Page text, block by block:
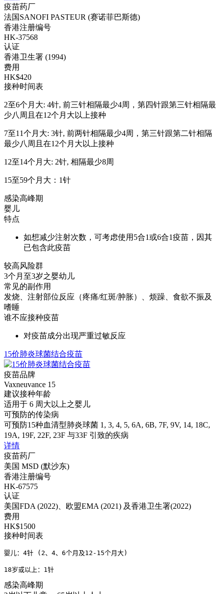
疫苗药厂
法国SANOFI PASTEUR (赛诺菲巴斯德)
香港注册编号
HK-37568
认证
香港卫生署 (1994)
费用
HK$420
接种时间表
2至6个月大: 4针, 前三针相隔最少4周，第四针跟第三针相隔最
少八周且在12个月大以上接种
7至11个月大: 3针, 前两针相隔最少4周，第三针跟第二针相隔
最少八周且在12个月大以上接种
12至14个月大: 2针, 相隔最少8周
15至59个月大：1针
感染高峰期
婴儿
特点
如想减少注射次数，可考虑使用5合1或6合1疫苗，因其
已包含此疫苗
较高风险群
3个月至3岁之婴幼儿
常见的副作用
发烧、注射部位反应（疼痛/红斑/肿胀）、烦躁、食欲不振及
嗜睡
谁不应接种疫苗
对疫苗成分出现严重过敏反应
15价肺炎球菌结合疫苗
疫苗品牌
Vaxneuvance 15
建议接种年龄
适用于 6 周大以上之婴儿
可预防的传染病
可预防15种血清型肺炎球菌 1, 3, 4, 5, 6A, 6B, 7F, 9V, 14, 18C,
19A, 19F, 22F, 23F 与33F 引致的疾病
详情
疫苗药厂
美国 MSD (默沙东)
香港注册编号
HK-67575
认证
美国FDA (2022)、欧盟EMA (2021) 及香港卫生署(2022)
费用
HK$1500
接种时间表
婴儿：4针 (2、4、6个月及12-15个月大)
18岁或以上：1针
感染高峰期